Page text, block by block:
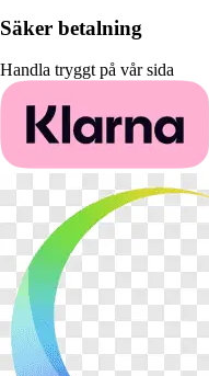
Säker betalning
Handla tryggt på vår sida